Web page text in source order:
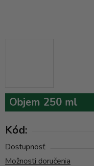
Objem 250 ml
Kód:
Dostupnosť
Možnosti doručenia